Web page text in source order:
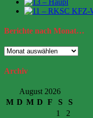
Berichte nach Monat…
Berichte
Monat…
Archiv
August 2026
M D M D F S
S
1
2